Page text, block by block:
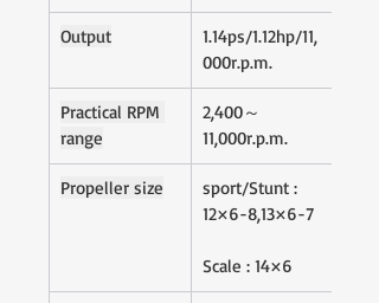
Output
1.14ps/1.12hp/11,
000r.p.m.
Practical RPM
range
2,400～
11,000r.p.m.
Propeller size
sport/Stunt :
12×6-8,13×6-7
Scale : 14×6